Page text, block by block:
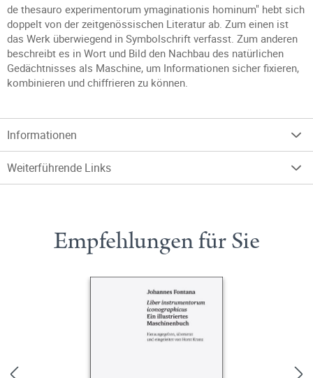
de thesauro experimentorum ymaginationis hominum" hebt sich
doppelt von der zeitgenössischen Literatur ab. Zum einen ist
das Werk überwiegend in Symbolschrift verfasst. Zum anderen
beschreibt es in Wort und Bild den Nachbau des natürlichen
Gedächtnisses als Maschine, um Informationen sicher fixieren,
kombinieren und chiffrieren zu können.
Informationen
Weiterführende Links
Empfehlungen für Sie